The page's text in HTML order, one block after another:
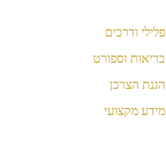
פלילי ודרכים
בריאות וספורט
הגנת הצרכן
מידע מקצועי